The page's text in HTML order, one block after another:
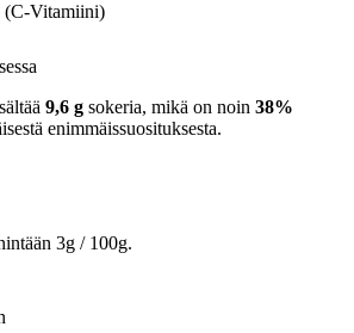
(C-Vitamiini)
9,6 g sokeria, mikä on noin 38%
enimmäissuosituksesta.
3g / 100g.